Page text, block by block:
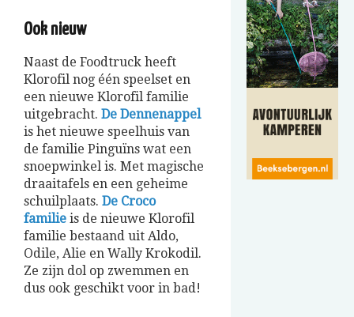
Ook nieuw
Naast de Foodtruck heeft
Klorofil nog één speelset en
een nieuwe Klorofil familie
uitgebracht. De Dennenappel
is het nieuwe speelhuis van
de familie Pinguïns wat een
snoepwinkel is. Met magische
draaitafels en een geheime
schuilplaats. De Croco
familie is de nieuwe Klorofil
familie bestaand uit Aldo,
Odile, Alie en Wally Krokodil.
Ze zijn dol op zwemmen en
dus ook geschikt voor in bad!